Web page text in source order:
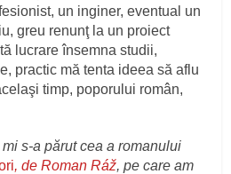
un inginer, eventual un
greu renunţ la un proiect
lucrare însemna studii,
practic mă tenta ideea să aflu
timp, poporului român,
s-a părut cea a romanului
, de Roman Ráž, pe care am